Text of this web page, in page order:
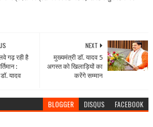
NEXT
मुख्यमंत्री डॉ. यादव 5
अगस्त को खिलाड़ियों का
करेंगे सम्मान
गढ़ रही है
:
यादव
BLOGGER DISQUS FACEBOOK